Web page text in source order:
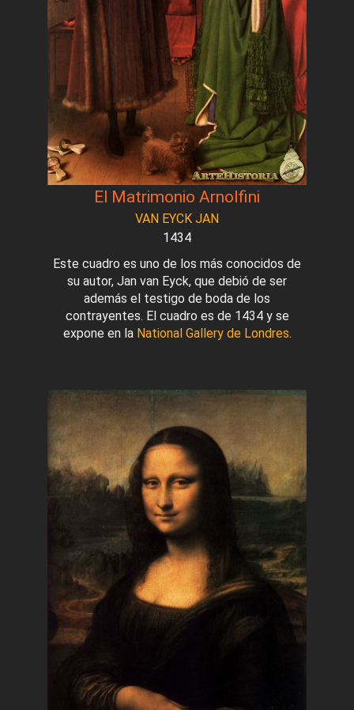
El Matrimonio Arnolfini
VAN EYCK JAN
1434
Este cuadro es uno de los más conocidos de
su autor, Jan van Eyck, que debió de ser
además el testigo de boda de los
contrayentes. El cuadro es de 1434 y se
expone en la National Gallery de Londres.